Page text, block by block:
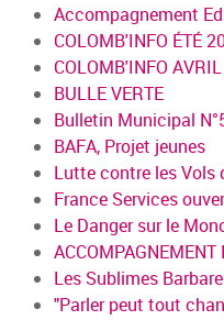
Accompagnement
COLOMB'INFO ÉTÉ
COLOMB'INFO
BULLE VERTE
Bulletin Municipal
BAFA, Projet jeunes
Lutte contre les Vols
France Services
Le Danger sur le
ACCOMPAGNEMENT
Les Sublimes
"Parler peut tout